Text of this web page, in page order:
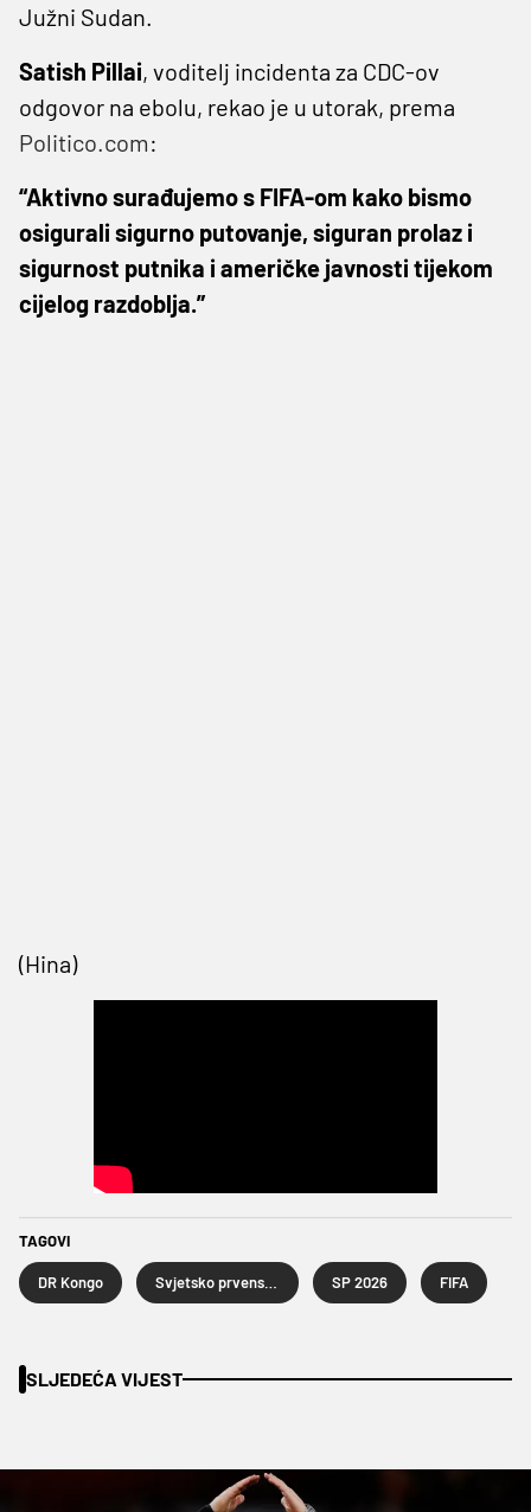
Južni Sudan.
Satish Pillai, voditelj incidenta za CDC-ov
odgovor na ebolu, rekao je u utorak, prema
Politico.com:
“Aktivno surađujemo s FIFA-om kako bismo
osigurali sigurno putovanje, siguran prolaz i
sigurnost putnika i američke javnosti tijekom
cijelog razdoblja.”
(Hina)
TAGOVI
DR Kongo SP 2026 FIFA
SLJEDEĆA VIJEST